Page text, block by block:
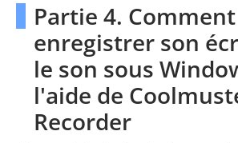
Partie 4. Comment
enregistrer son
le son sous
l'aide de
Recorder